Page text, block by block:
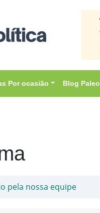
Por ocasião Blog Paleo
pela nossa equipe